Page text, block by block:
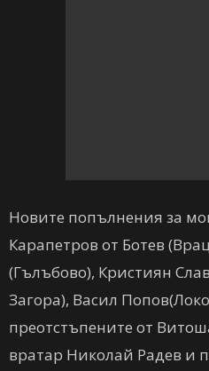
Новите попълнения за
Карапетров от Ботев
(Гълъбово), Кристиян
Загора), Васил
преотстъпените от
вратар Николай Радев и